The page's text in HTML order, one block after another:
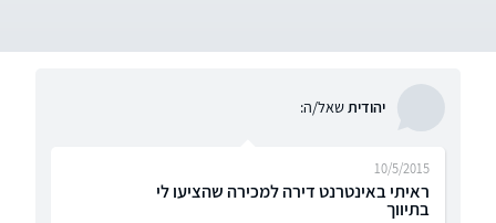
יהודיתשאל/ה:
ראיתי באינטרנט דירה למכירה שהציעו לי
בתיווך
10/5/2015